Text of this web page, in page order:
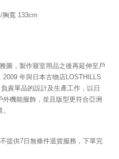
胸寬 133cm
圖，製作寢室用品之後再延伸至戶
年與日本古物店LOSTHILLS
責單品的設計及生產工作，以日
機能服飾，並且版型更符合亞洲
提供7日無條件退貨服務，下單完